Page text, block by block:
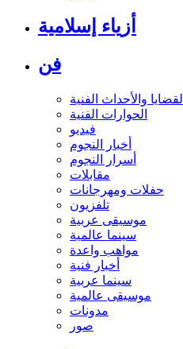
أزياء إسلامية
فن
القضايا والأحداث الفنية
الحوارات الفنية
فيديو
أخبار النجوم
أسرار النجوم
مقابلات
حفلات ومهرجانات
تلفزيون
موسيقى عربية
سينما عالمية
مواهب واعدة
أخبار فنية
سينما عربية
موسيقى عالمية
مدونات
صور